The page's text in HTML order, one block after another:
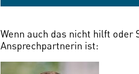
Wenn auch das nicht hilft oder
Ansprechpartnerin ist: